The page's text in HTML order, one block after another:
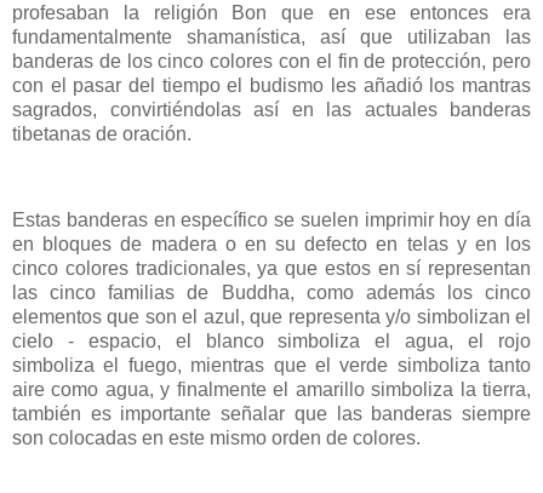
profesaban la religión Bon que en ese entonces era
fundamentalmente shamanística, así que utilizaban las
banderas de los cinco colores con el fin de protección, pero
con el pasar del tiempo el budismo les añadió los mantras
sagrados, convirtiéndolas así en las actuales banderas
tibetanas de oración.
Estas banderas en específico se suelen imprimir hoy en día
en bloques de madera o en su defecto en telas y en los
cinco colores tradicionales, ya que estos en sí representan
las cinco familias de Buddha, como además los cinco
elementos que son el azul, que representa y/o simbolizan el
cielo - espacio, el blanco simboliza el agua, el rojo
simboliza el fuego, mientras que el verde simboliza tanto
aire como agua, y finalmente el amarillo simboliza la tierra,
también es importante señalar que las banderas siempre
son colocadas en este mismo orden de colores.